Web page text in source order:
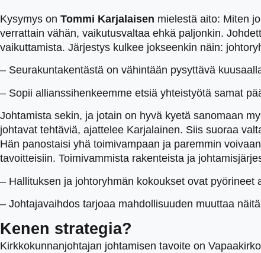
Kysymys on Tommi Karjalaisen mielestä aito: Miten
verrattain vähän, vaikutusvaltaa ehkä paljonkin.
vaikuttamista. Järjestys kulkee jokseenkin näin:
– Seurakuntakentästä on vähintään pysyttävä
– Sopii allianssihenkeemme etsiä yhteistyötä samat
Johtamista sekin, ja jotain on hyvä kyetä sanomaan
johtavat tehtäviä, ajattelee Karjalainen. Siis suoraa
Hän panostaisi yhä toimivampaan ja paremmin
tavoitteisiin. Toimivammista rakenteista ja
– Hallituksen ja johtoryhmän kokoukset ovat
– Johtajavaihdos tarjoaa mahdollisuuden muuttaa
Kenen strategia?
Kirkkokunnanjohtajan johtamisen tavoite on